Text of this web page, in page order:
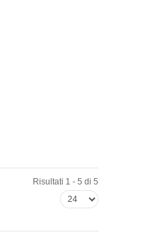
Risultati 1 - 5 di 5